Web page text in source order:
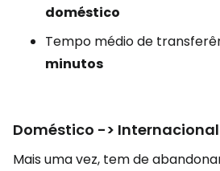
doméstico
Tempo médio de
minutos
Doméstico -> Internacional
Mais uma vez, tem de